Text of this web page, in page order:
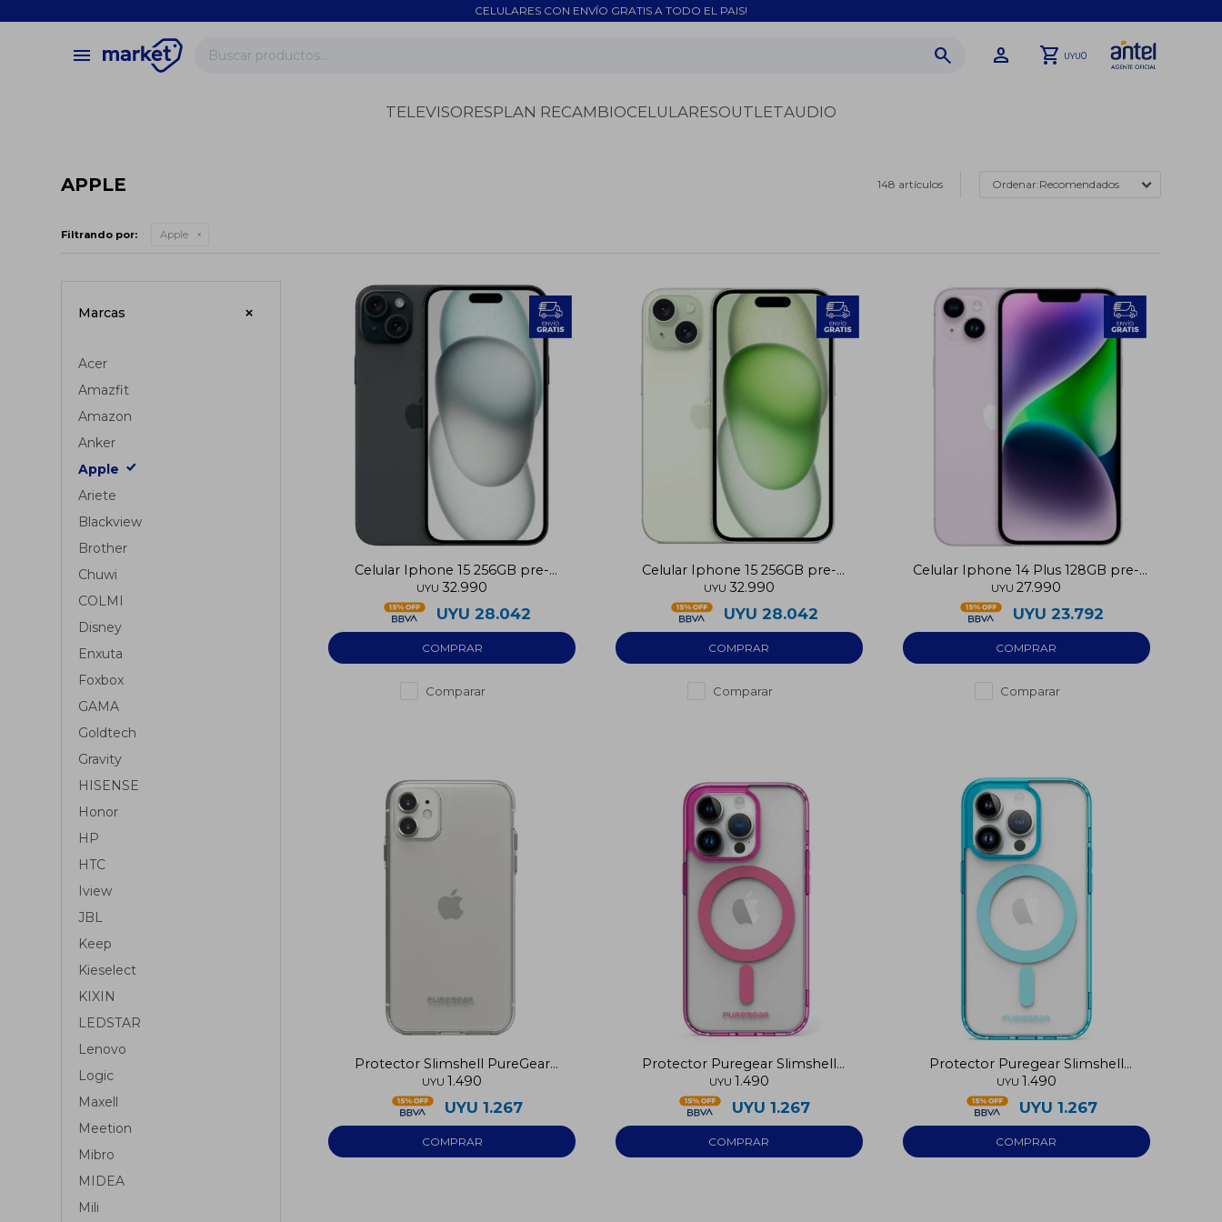
CELULARES CON ENVÍO GRATIS A TODO EL PAIS!
menu UYU0
TELEVISORESPLAN RECAMBIOCELULARESOUTLETAUDIO
APPLE 148 artículos Recomendados
Filtrando por: Apple
Celular Iphone 15 256GB pre-
utilizado
UYU 32.990
UYU 28.042
Comparar
Celular Iphone 15 256GB pre-
utilizado
UYU 32.990
UYU 28.042
Comparar
Celular Iphone 14 Plus 128GB pre-
utilizado
UYU 27.990
UYU 23.792
Comparar
Protector Slimshell PureGear
Iphone 11
UYU 1.490
UYU 1.267
Protector Puregear Slimshell
Iphone 14 Pro
UYU 1.490
UYU 1.267
Protector Puregear Slimshell
Iphone 14 Pro
UYU 1.490
UYU 1.267
Marcas
Acer
Amazfit
Amazon
Anker
Apple
Ariete
Blackview
Brother
Chuwi
COLMI
Disney
Enxuta
Foxbox
GAMA
Goldtech
Gravity
HISENSE
Honor
HP
HTC
Iview
JBL
Keep
Kieselect
KIXIN
LEDSTAR
Lenovo
Logic
Maxell
Meetion
Mibro
MIDEA
Mili
close
store